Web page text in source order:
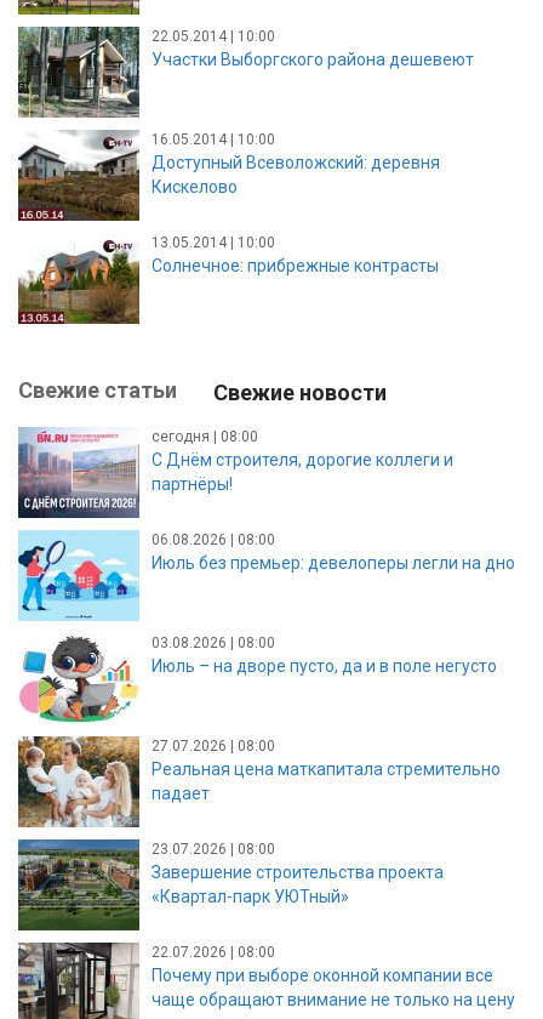
22.05.2014 | 10:00
Участки Выборгского района дешевеют
16.05.2014 | 10:00
Доступный Всеволожский: деревня
Кискелово
13.05.2014 | 10:00
Солнечное: прибрежные контрасты
Свежие статьи Свежие новости
сегодня | 08:00
С Днём строителя, дорогие коллеги и
партнёры!
06.08.2026 | 08:00
Июль без премьер: девелоперы легли на дно
03.08.2026 | 08:00
Июль – на дворе пусто, да и в поле негусто
27.07.2026 | 08:00
Реальная цена маткапитала стремительно
падает
23.07.2026 | 08:00
Завершение строительства проекта
«Квартал-парк УЮТный»
22.07.2026 | 08:00
Почему при выборе оконной компании все
чаще обращают внимание не только на цену